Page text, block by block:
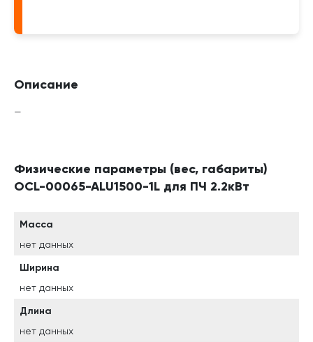
Описание
—
Физические параметры (вес, габариты)
OCL-00065-ALU1500-1L для ПЧ 2.2кВт
Масса
нет данных
Ширина
нет данных
Длина
нет данных